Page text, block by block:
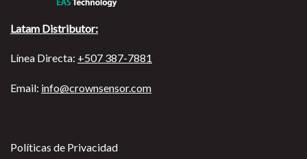
Latam Distributor:
Línea Directa: +507 387-7881
Email: info@crownsensor.com
Políticas de Privacidad